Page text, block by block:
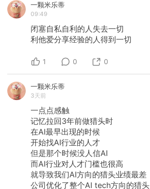
一颗米乐蒂
09:49
闭塞自私自利的人失去一切
利他爱分享经验的人得到一切
1 0 0
一颗米乐蒂
3天前
一点点感触
记忆拉回3年前做猎头时
在AI最早出现的时候
开始找AI行业的人才
但是那个时候没人信AI
而AI行业对人才门槛也很高
就导致我们AI方向的猎头业绩最差
公司优化了整个AI tech方向的猎头